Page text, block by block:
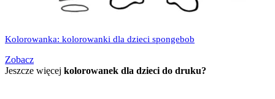
Kolorowanka: kolorowanki dla dzieci spongebob
Zobacz
Jeszcze więcej kolorowanek dla dzieci do druku?